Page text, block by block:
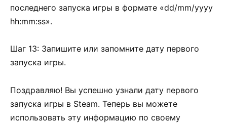
последнего запуска игры в формате «dd/mm/yyyy
hh:mm:ss».
Шаг 13: Запишите или запомните дату первого
запуска игры.
Поздравляю! Вы успешно узнали дату первого
запуска игры в Steam. Теперь вы можете
использовать эту информацию по своему